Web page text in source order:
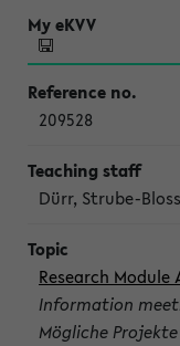
209528
Dürr, Strube-Bloss
Research Module
Information
Mögliche